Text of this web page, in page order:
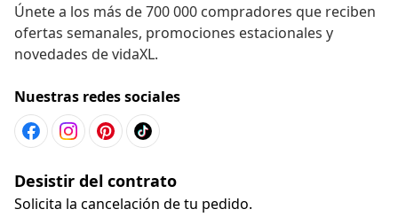
Únete a los más de 700 000 compradores que reciben
ofertas semanales, promociones estacionales y
novedades de vidaXL.
Nuestras redes sociales
Desistir del contrato
Solicita la cancelación de tu pedido.